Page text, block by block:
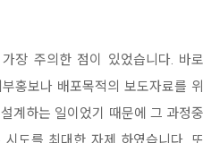
장 주의한 점이 있었습니다. 바로
홍보나 배포목적의 보도자료를 위
계하는 일이었기 때문에 그 과정중